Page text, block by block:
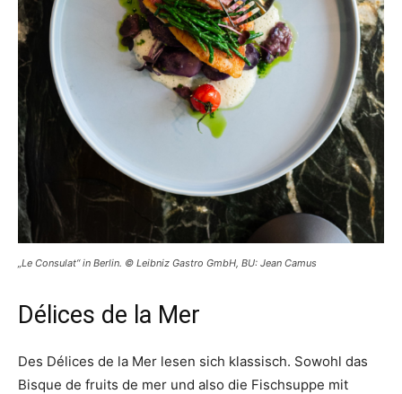
„Le Consulat“ in Berlin. © Leibniz Gastro GmbH, BU: Jean Camus
Délices de la Mer
Des Délices de la Mer lesen sich klassisch. Sowohl das
Bisque de fruits de mer und also die Fischsuppe mit